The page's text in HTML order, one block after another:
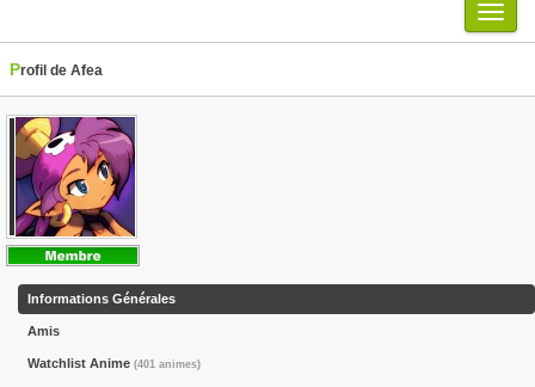
Menu
Profil de Afea
Informations Générales
Amis
Watchlist Anime (401 animes)